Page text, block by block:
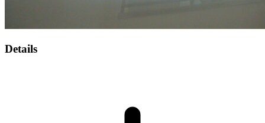
Details